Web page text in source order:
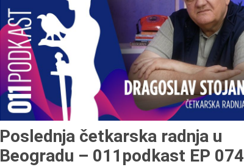
Poslednja četkarska radnja u
Beogradu – 011podkast EP 074